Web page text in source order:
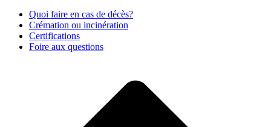
Quoi faire en cas de décès?
Crémation ou incinération
Certifications
Foire aux questions